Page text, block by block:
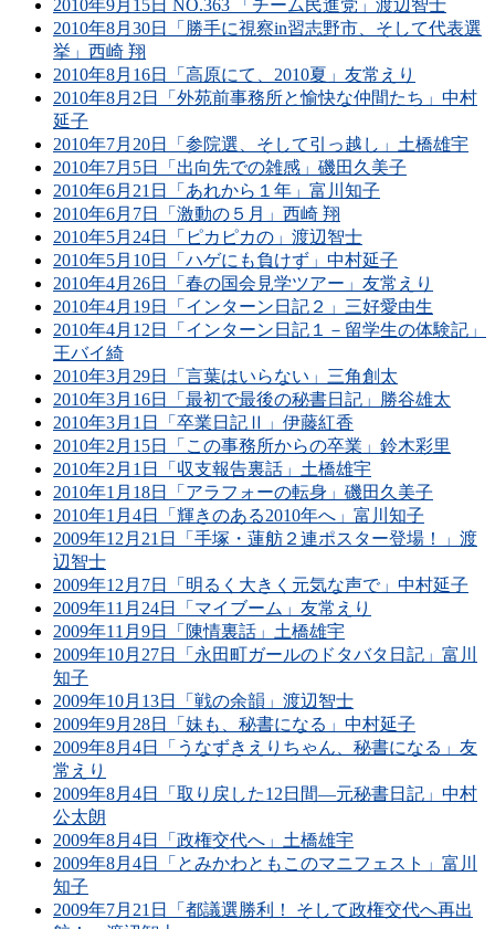
2010年9月15日 NO.363 「チーム民進党」渡辺智士
2010年8月30日「勝手に視察in習志野市、そして代表選
挙」西崎 翔
2010年8月16日「高原にて、2010夏」友常えり
2010年8月2日「外苑前事務所と愉快な仲間たち」中村
延子
2010年7月20日「参院選、そして引っ越し」土橋雄宇
2010年7月5日「出向先での雑感」磯田久美子
2010年6月21日「あれから１年」富川知子
2010年6月7日「激動の５月」西崎 翔
2010年5月24日「ピカピカの」渡辺智士
2010年5月10日「ハゲにも負けず」中村延子
2010年4月26日「春の国会見学ツアー」友常えり
2010年4月19日「インターン日記２」三好愛由生
2010年4月12日「インターン日記１－留学生の体験記」
王バイ綺
2010年3月29日「言葉はいらない」三角創太
2010年3月16日「最初で最後の秘書日記」勝谷雄太
2010年3月1日「卒業日記Ⅱ」伊藤紅香
2010年2月15日「この事務所からの卒業」鈴木彩里
2010年2月1日「収支報告裏話」土橋雄宇
2010年1月18日「アラフォーの転身」磯田久美子
2010年1月4日「輝きのある2010年へ」富川知子
2009年12月21日「手塚・蓮舫２連ポスター登場！」渡
辺智士
2009年12月7日「明るく大きく元気な声で」中村延子
2009年11月24日「マイブーム」友常えり
2009年11月9日「陳情裏話」土橋雄宇
2009年10月27日「永田町ガールのドタバタ日記」富川
知子
2009年10月13日「戦の余韻」渡辺智士
2009年9月28日「妹も、秘書になる」中村延子
2009年8月4日「うなずきえりちゃん、秘書になる」友
常えり
2009年8月4日「取り戻した12日間―元秘書日記」中村
公太朗
2009年8月4日「政権交代へ」土橋雄宇
2009年8月4日「とみかわともこのマニフェスト」富川
知子
2009年7月21日「都議選勝利！ そして政権交代へ再出